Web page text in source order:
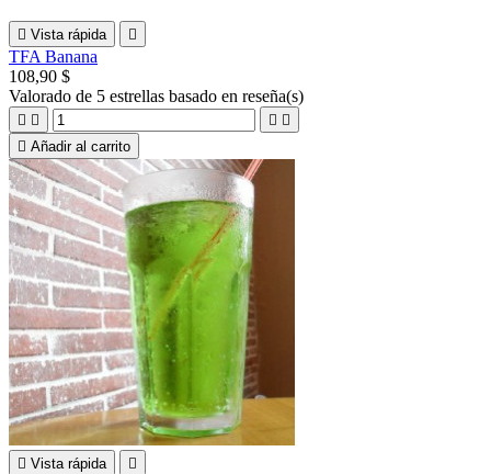
 Vista rápida 
TFA Banana
108,90 $
Valorado de 5 estrellas basado en reseña(s)
   
 Añadir al carrito
 Vista rápida 